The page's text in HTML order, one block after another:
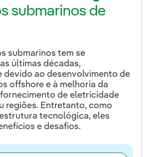
submarinos de
submarinos tem se
últimas décadas,
devido ao desenvolvimento de
offshore e à melhoria da
de eletricidade
regiões. Entretanto, como
tecnológica, eles
e desafios.